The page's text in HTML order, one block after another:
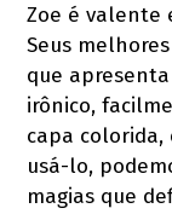
Zoe é valente
Seus
que
irônico,
capa colorida,
usá-lo,
magias que